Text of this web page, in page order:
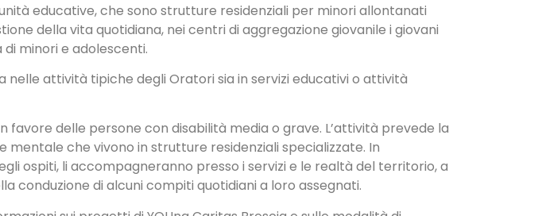
educative, che sono strutture residenziali per minori allontanati
della vita quotidiana, nei centri di aggregazione giovanile i giovani
minori e adolescenti.
nelle attività tipiche degli Oratori sia in servizi educativi o attività
delle persone con disabilità media o grave. L’attività prevede la
che vivono in strutture residenziali specializzate. In
ospiti, li accompagneranno presso i servizi e le realtà del territorio, a
conduzione di alcuni compiti quotidiani a loro assegnati.